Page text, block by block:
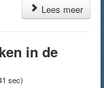
Lees meer
in de
sec)